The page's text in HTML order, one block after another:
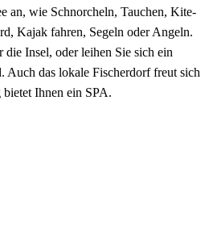
an, wie Schnorcheln, Tauchen, Kite-
Kajak fahren, Segeln oder Angeln.
die Insel, oder leihen Sie sich ein
Auch das lokale Fischerdorf freut sich
bietet Ihnen ein SPA.